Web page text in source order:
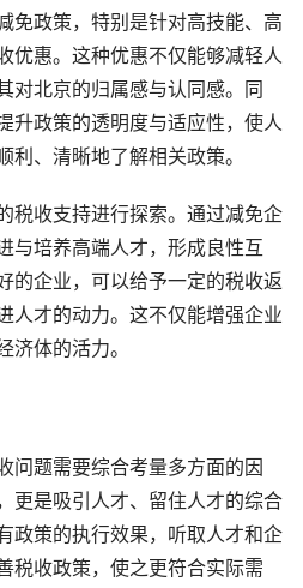
免政策，特别是针对高技能、高
优惠。这种优惠不仅能够减轻人
对北京的归属感与认同感。同
升政策的透明度与适应性，使人
、清晰地了解相关政策。
税收支持进行探索。通过减免企
与培养高端人才，形成良性互
的企业，可以给予一定的税收返
人才的动力。这不仅能增强企业
济体的活力。
问题需要综合考量多方面的因
更是吸引人才、留住人才的综合
政策的执行效果，听取人才和企
税收政策，使之更符合实际需